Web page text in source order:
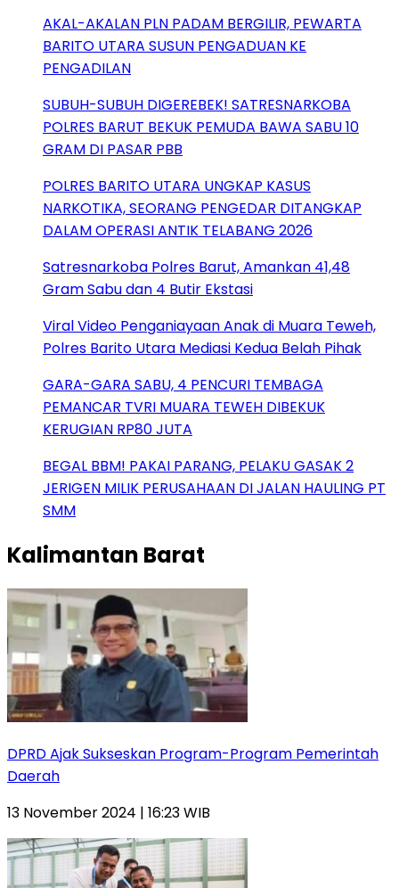
AKAL-AKALAN PLN PADAM BERGILIR, PEWARTA
BARITO UTARA SUSUN PENGADUAN KE
PENGADILAN
SUBUH-SUBUH DIGEREBEK! SATRESNARKOBA
POLRES BARUT BEKUK PEMUDA BAWA SABU 10
GRAM DI PASAR PBB
POLRES BARITO UTARA UNGKAP KASUS
NARKOTIKA, SEORANG PENGEDAR DITANGKAP
DALAM OPERASI ANTIK TELABANG 2026
Satresnarkoba Polres Barut, Amankan 41,48
Gram Sabu dan 4 Butir Ekstasi
Viral Video Penganiayaan Anak di Muara Teweh,
Polres Barito Utara Mediasi Kedua Belah Pihak
GARA-GARA SABU, 4 PENCURI TEMBAGA
PEMANCAR TVRI MUARA TEWEH DIBEKUK
KERUGIAN RP80 JUTA
BEGAL BBM! PAKAI PARANG, PELAKU GASAK 2
JERIGEN MILIK PERUSAHAAN DI JALAN HAULING PT
SMM
Kalimantan Barat
DPRD Ajak Sukseskan Program-Program Pemerintah
Daerah
13 November 2024 | 16:23 WIB